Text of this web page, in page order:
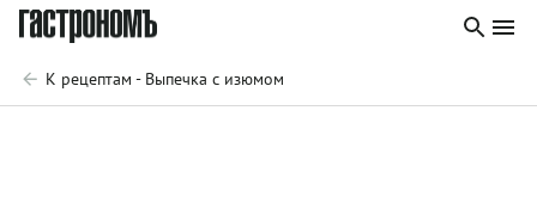
К рецептам - Выпечка с изюмом